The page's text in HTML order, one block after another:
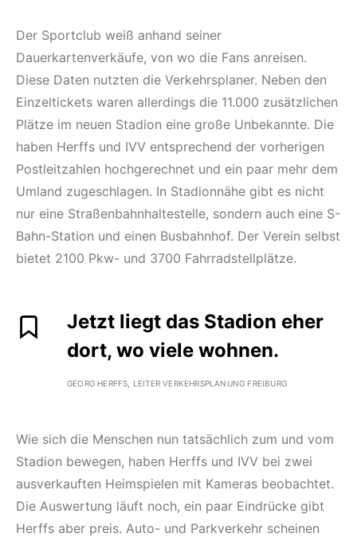
Der Sportclub weiß anhand seiner
Dauerkartenverkäufe, von wo die Fans anreisen.
Diese Daten nutzten die Verkehrsplaner. Neben den
Einzeltickets waren allerdings die 11.000 zusätzlichen
Plätze im neuen Stadion eine große Unbekannte. Die
haben Herffs und IVV entsprechend der vorherigen
Postleitzahlen hochgerechnet und ein paar mehr dem
Umland zugeschlagen. In Stadionnähe gibt es nicht
nur eine Straßenbahnhaltestelle, sondern auch eine S-
Bahn-Station und einen Busbahnhof. Der Verein selbst
bietet 2100 Pkw- und 3700 Fahrradstellplätze.
Jetzt liegt das Stadion eher
dort, wo viele wohnen.
GEORG HERFFS, LEITER VERKEHRSPLANUNG FREIBURG
Wie sich die Menschen nun tatsächlich zum und vom
Stadion bewegen, haben Herffs und IVV bei zwei
ausverkauften Heimspielen mit Kameras beobachtet.
Die Auswertung läuft noch, ein paar Eindrücke gibt
Herffs aber preis. Auto- und Parkverkehr scheinen